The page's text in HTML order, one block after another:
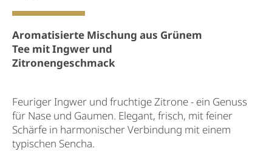
Aromatisierte Mischung aus Grünem
Tee mit Ingwer und
Zitronengeschmack
Feuriger Ingwer und fruchtige Zitrone - ein Genuss
für Nase und Gaumen. Elegant, frisch, mit feiner
Schärfe in harmonischer Verbindung mit einem
typischen Sencha.